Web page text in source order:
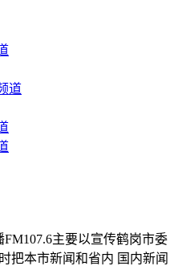
道
主要以宣传鹤岗市委
把本市新闻和省内 国内新闻